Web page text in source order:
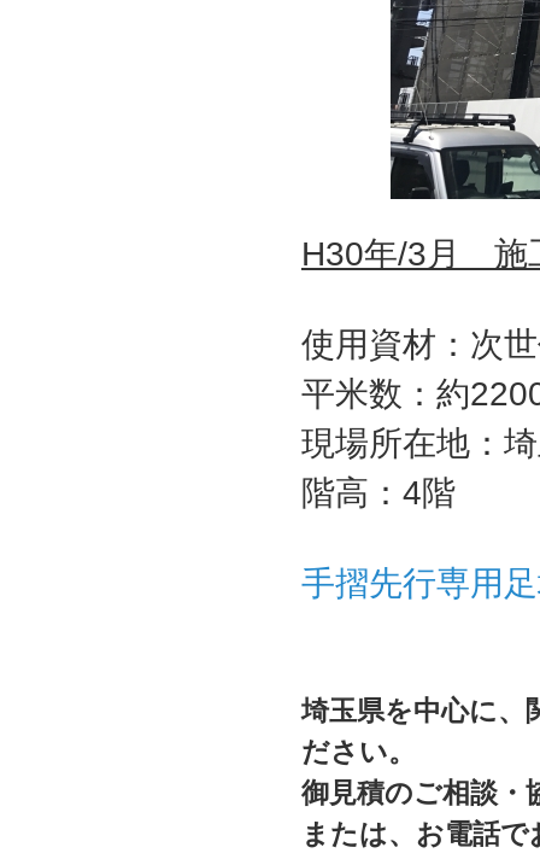
H30年/3月 施
使用資材：次
平米数：約
現場所在地：
階高：4階
手摺先行専用
埼玉県を中心に、
ださい。
御見積のご相談・
または、お電話